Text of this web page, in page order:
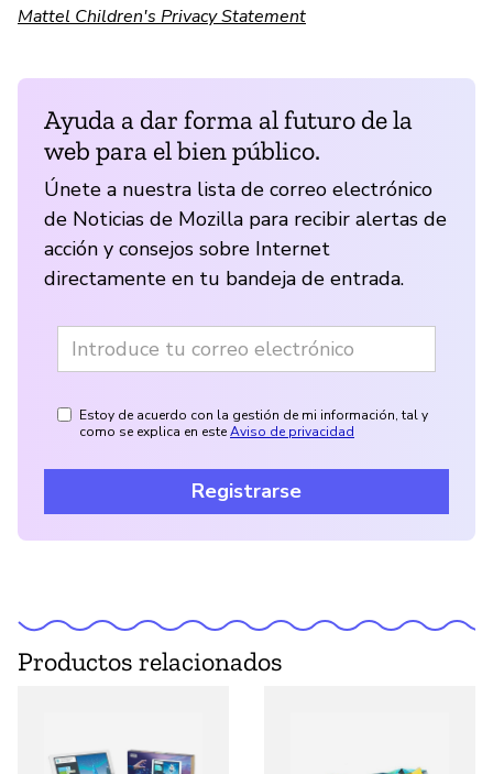
Mattel Children's Privacy Statement
Ayuda a dar forma al futuro de la
web para el bien público.
Únete a nuestra lista de correo electrónico
de Noticias de Mozilla para recibir alertas de
acción y consejos sobre Internet
directamente en tu bandeja de entrada.
Estoy de acuerdo con la gestión de mi información, tal y
como se explica en esteAviso de privacidad
Registrarse
Productos relacionados